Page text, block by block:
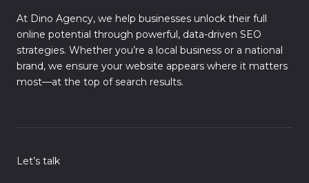
At Dino Agency, we help businesses unlock their full
online potential through powerful, data-driven SEO
strategies. Whether you’re a local business or a national
brand, we ensure your website appears where it matters
most—at the top of search results.
Let’s talk